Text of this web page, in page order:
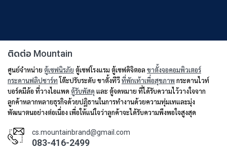
ติดต่อ Mountain
ศูนย์จำหน่าย ตู้เซฟนิรภัย ตู้เซฟโรงแรม ตู้เซฟดิจิตอล ขาตั้งจอคอมพิวเตอร์
กระดานฟลิปชาร์ทโต๊ะปรับระดับ ขาตั้งทีวี ที่พักเท้าเพื่อสุขภาพ กระดานไวท์
บอร์ดมีล้อ ที่วางไอแพด ตู้รับพัสดุ และ ตู้จดหมาย ที่ได้รับความไว้วางใจจาก
ลูกค้าหลากหลายธุรกิจด้วยปฏิธานในการทำงานด้วยความทุ่มเทและมุ่ง
พัฒนาตนอย่างต่อเนื่อง เพื่อให้แน่ใจว่าลูกค้าจะได้รับความพึงพอใจสูงสุด
cs.mountainbrand@gmail.com
083-416-2499